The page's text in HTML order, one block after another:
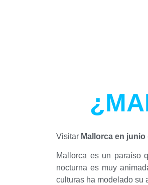
Visitar Mallorca en junio
Mallorca es un paraíso
nocturna es muy
culturas ha modelado su